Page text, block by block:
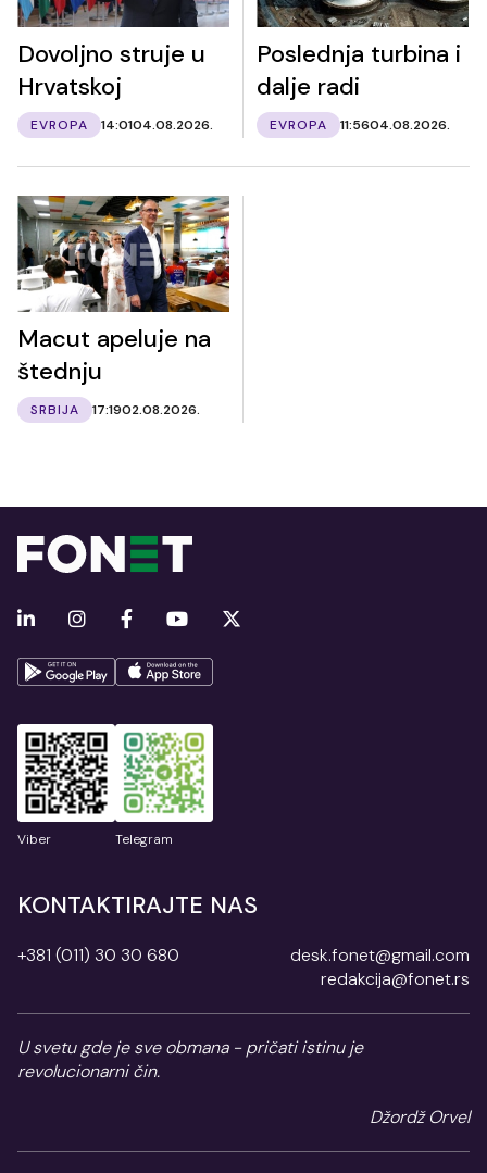
Dovoljno struje u
Hrvatskoj
EVROPA 14:0104.08.2026.
Poslednja turbina i
dalje radi
EVROPA 11:5604.08.2026.
Macut apeluje na
štednju
SRBIJA 17:1902.08.2026.
Viber Telegram
KONTAKTIRAJTE NAS
+381 (011) 30 30 680
desk.fonet@gmail.com
redakcija@fonet.rs
U svetu gde je sve obmana - pričati istinu je
revolucionarni čin.
Džordž Orvel